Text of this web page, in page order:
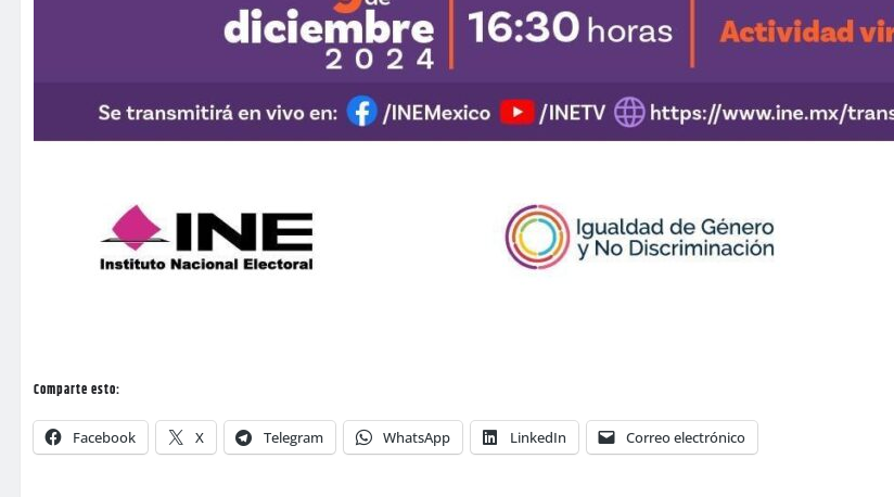
Comparte esto:
Facebook X Telegram WhatsApp LinkedIn Correo electrónico